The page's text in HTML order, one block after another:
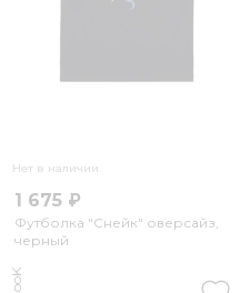
Нет в наличии
1 675 ₽
Футболка "Снейк" оверсайз,
черный
HooK